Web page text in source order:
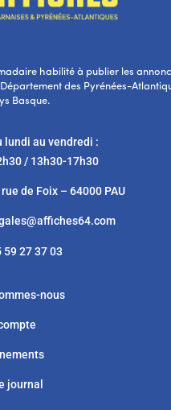
habilité à publier les
des Pyrénées-
Basque.
au vendredi :
/ 13h30-17h30
rue de Foix – 64000 PAU
59 27 37 03
nous
journal